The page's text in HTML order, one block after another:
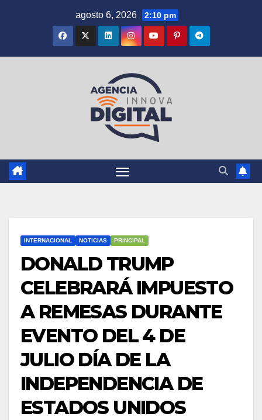
agosto 6, 2026 2:10 pm
INTERNACIONAL NOTICIAS PRINCIPAL
DONALD TRUMP
CELEBRARÁ IMPUESTO
A REMESAS DURANTE
EVENTO DEL 4 DE
JULIO DÍA DE LA
INDEPENDENCIA DE
ESTADOS UNIDOS